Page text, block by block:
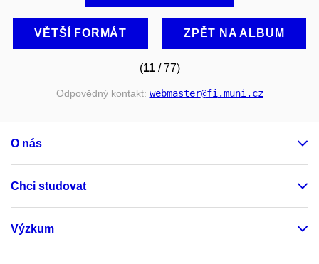
VĚTŠÍ FORMÁT ZPĚT NA ALBUM
(11/ 77)
Odpovědný kontakt: webmaster@fi.muni.cz
O nás
Chci studovat
Výzkum